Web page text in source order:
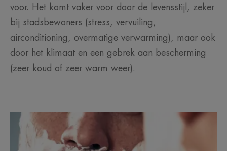
voor. Het komt vaker voor door de levensstijl, zeker
bij stadsbewoners (stress, vervuiling,
airconditioning, overmatige verwarming), maar ook
door het klimaat en een gebrek aan bescherming
(zeer koud of zeer warm weer).